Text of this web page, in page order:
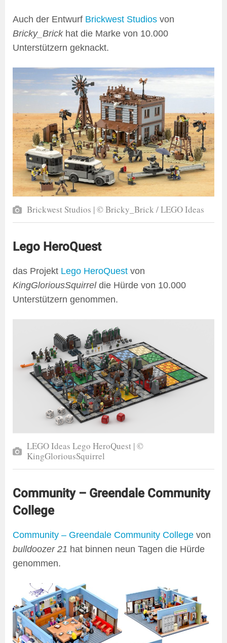
Auch der Entwurf Brickwest Studios von
Bricky_Brickhat die Marke von 10.000
Unterstützern geknackt.
Brickwest Studios | © Bricky_Brick / LEGO Ideas
Lego HeroQuest
das Projekt Lego HeroQuest von
KingGloriousSquirreldie Hürde von 10.000
Unterstützern genommen.
LEGO Ideas Lego HeroQuest | ©
KingGloriousSquirrel
Community – Greendale Community
College
Community – Greendale Community College von
bulldoozer 21 hat binnen neun Tagen die Hürde
genommen.